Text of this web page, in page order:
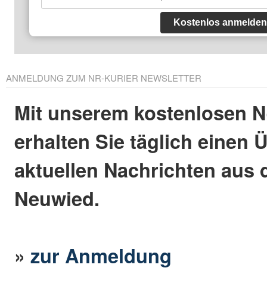
Kostenlos anmelden
ANMELDUNG ZUM NR-KURIER NEWSLETTER
Mit unserem kostenlosen
erhalten Sie täglich einen
aktuellen Nachrichten aus
Neuwied.
»zur Anmeldung